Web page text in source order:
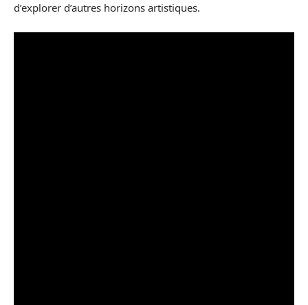
d’explorer d’autres horizons artistiques.